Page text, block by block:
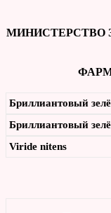
МИНИСТЕРСТВО
Бриллиантовый
Бриллиантовый
Viride nitens